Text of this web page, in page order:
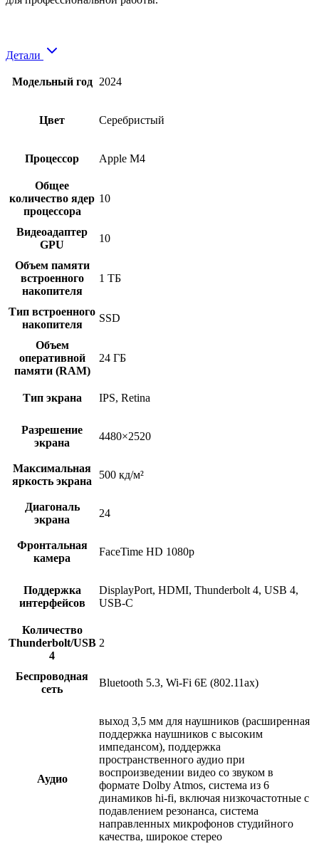
Детали
Модельный год 2024
Цвет Серебристый
Процессор Apple M4
Общее
количество ядер
процессора
10
Видеоадаптер
GPU
10
Объем памяти
встроенного
накопителя
1 ТБ
Тип встроенного
накопителя
SSD
Объем
оперативной
памяти (RAM)
24 ГБ
Тип экрана IPS, Retina
Разрешение
экрана
4480×2520
Максимальная
яркость экрана
500 кд/м²
Диагональ
экрана
24
Фронтальная
камера
FaceTime HD 1080p
Поддержка
интерфейсов
DisplayPort, HDMI, Thunderbolt 4, USB 4,
USB-C
Количество
Thunderbolt/USB
4
2
Беспроводная
сеть
Bluetooth 5.3, Wi-Fi 6E (802.11ax)
Аудио
выход 3,5 мм для наушников (расширенная
поддержка наушников с высоким
импедансом), поддержка
пространственного аудио при
воспроизведении видео со звуком в
формате Dolby Atmos, система из 6
динамиков hi-fi, включая низкочастотные с
подавлением резонанса, система
направленных микрофонов студийного
качества, широкое стерео